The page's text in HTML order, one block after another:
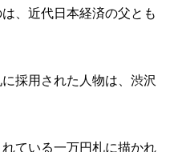
、近代日本経済の父とも
採用された人物は、渋沢
ている一万円札に描かれ